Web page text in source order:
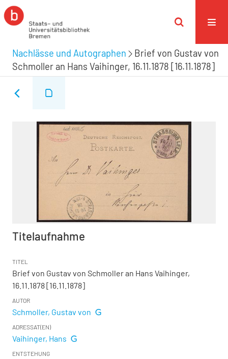
Nachlässe und Autographen
Brief von Gustav von
Schmoller an Hans Vaihinger, 16.11.1878 [16.11.1878]
Titelaufnahme
TITEL
Brief von Gustav von Schmoller an Hans Vaihinger,
16.11.1878 [16.11.1878]
AUTOR
Schmoller, Gustav von
ADRESSAT(EN)
Vaihinger, Hans
ENTSTEHUNG